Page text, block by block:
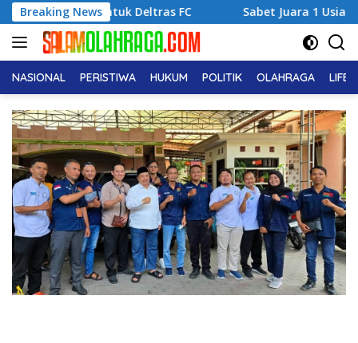
Langsung
ke
konten
Breaking News
Deltras FC Sabet Juara 1 Usia Dini, Adena Zahra
NASIONAL PERISTIWA HUKUM POLITIK OLAHRAGA